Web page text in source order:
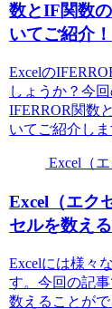
数とIF関数
いてご紹介！
Excelの
しょうか？今
IFERROR関数
いてご紹介しま
Excel（エ
Excel（エク
セルを数え
Excelには様々
す。今回の記
数えることが